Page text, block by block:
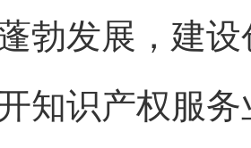
勃发展，建
知识产权服